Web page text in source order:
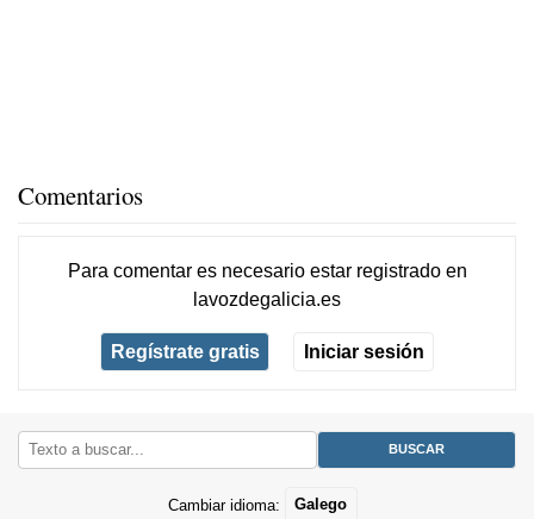
Comentarios
Para comentar es necesario estar registradoen
lavozdegalicia.es
Regístrate gratis Iniciar sesión
Cambiar idioma: Galego